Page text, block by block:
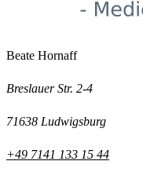
Beate Hornaff
Breslauer Str. 2-4
71638 Ludwigsburg
+49 7141 133 15 44